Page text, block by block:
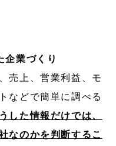
企業づくり
売上、営業利益、モ
などで簡単に調べる
した情報だけでは、
なのかを判断するこ